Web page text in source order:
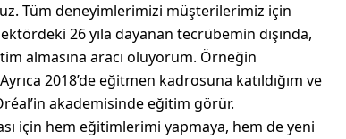
Tüm deneyimlerimizi müşterilerimiz için
26 yıla dayanan tecrübemin dışında,
almasına aracı oluyorum. Örneğin
2018’de eğitmen kadrosuna katıldığım ve
akademisinde eğitim görür.
için hem eğitimlerimi yapmaya, hem de yeni